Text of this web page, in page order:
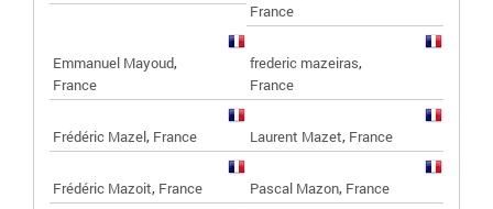
France
Emmanuel Mayoud,
France
frederic mazeiras,
France
Frédéric Mazel, France Laurent Mazet, France
Frédéric Mazoit, France Pascal Mazon, France